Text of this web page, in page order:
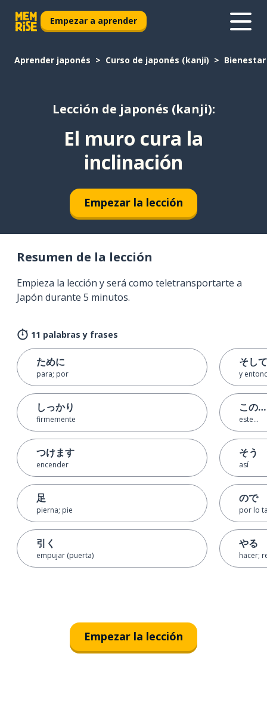
Empezar a aprender
Aprender japonés Curso de japonés (kanji) Bienestar
Lección de japonés (kanji):
El muro cura la
inclinación
Empezar la lección
Resumen de la lección
Empieza la lección y será como teletransportarte a
Japón durante 5 minutos.
11 palabras y frases
ために
para; por
しっかり
firmemente
つけます
encender
足
pierna; pie
引く
empujar (puerta)
そして
y
この…
este…
そう
así
ので
por lo
やる
hacer;
Empezar la lección